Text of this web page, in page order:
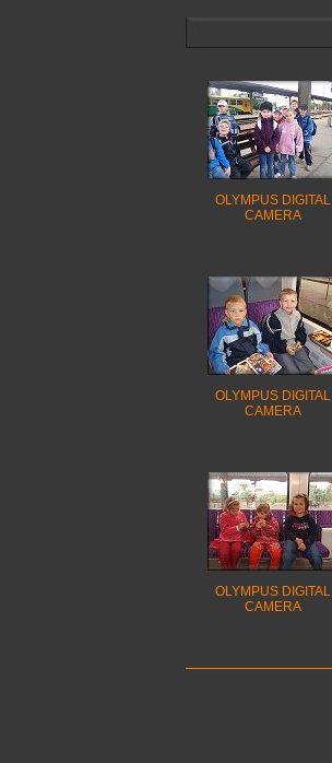
OLYMPUS DIGITAL
CAMERA
OLYMPUS DIGITAL
CAMERA
OLYMPUS DIGITAL
CAMERA